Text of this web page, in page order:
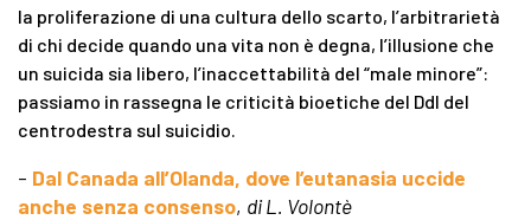
la proliferazione di una cultura dello scarto, l’arbitrarietà
di chi decide quando una vita non è degna, l’illusione che
un suicida sia libero, l’inaccettabilità del “male minore”:
passiamo in rassegna le criticità bioetiche del Ddl del
centrodestra sul suicidio.
- Dal Canada all’Olanda, dove l’eutanasia uccide
anche senza consenso, di L. Volontè